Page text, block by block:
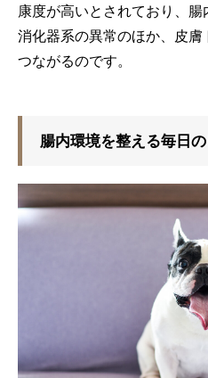
康度が高いとされており、
消化器系の異常のほか、皮
つながるのです。
腸内環境を整える毎日